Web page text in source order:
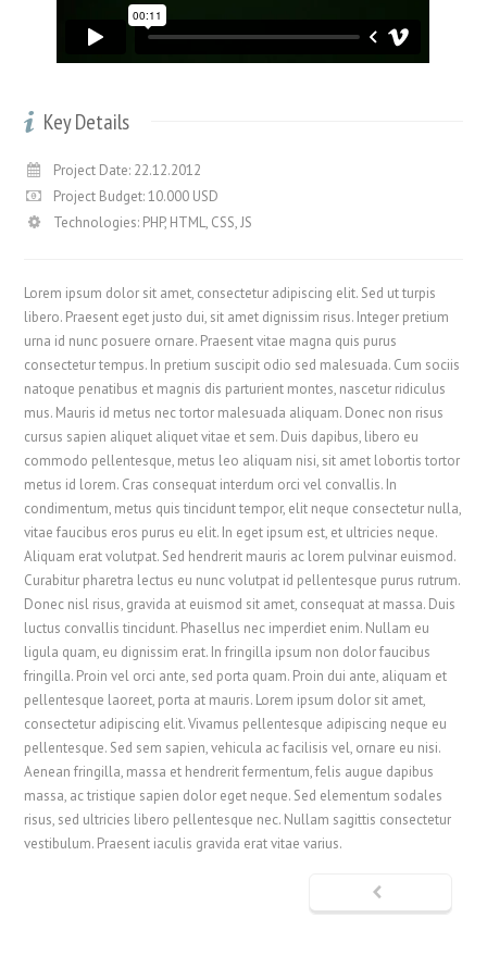
Key Details
Project Date: 22.12.2012
Project Budget: 10.000 USD
Technologies: PHP, HTML, CSS, JS
Lorem ipsum dolor sit amet, consectetur adipiscing elit. Sed ut turpis
libero. Praesent eget justo dui, sit amet dignissim risus. Integer pretium
urna id nunc posuere ornare. Praesent vitae magna quis purus
consectetur tempus. In pretium suscipit odio sed malesuada. Cum sociis
natoque penatibus et magnis dis parturient montes, nascetur ridiculus
mus. Mauris id metus nec tortor malesuada aliquam. Donec non risus
cursus sapien aliquet aliquet vitae et sem. Duis dapibus, libero eu
commodo pellentesque, metus leo aliquam nisi, sit amet lobortis tortor
metus id lorem. Cras consequat interdum orci vel convallis. In
condimentum, metus quis tincidunt tempor, elit neque consectetur nulla,
vitae faucibus eros purus eu elit. In eget ipsum est, et ultricies neque.
Aliquam erat volutpat. Sed hendrerit mauris ac lorem pulvinar euismod.
Curabitur pharetra lectus eu nunc volutpat id pellentesque purus rutrum.
Donec nisl risus, gravida at euismod sit amet, consequat at massa. Duis
luctus convallis tincidunt. Phasellus nec imperdiet enim. Nullam eu
ligula quam, eu dignissim erat. In fringilla ipsum non dolor faucibus
fringilla. Proin vel orci ante, sed porta quam. Proin dui ante, aliquam et
pellentesque laoreet, porta at mauris. Lorem ipsum dolor sit amet,
consectetur adipiscing elit. Vivamus pellentesque adipiscing neque eu
pellentesque. Sed sem sapien, vehicula ac facilisis vel, ornare eu nisi.
Aenean fringilla, massa et hendrerit fermentum, felis augue dapibus
massa, ac tristique sapien dolor eget neque. Sed elementum sodales
risus, sed ultricies libero pellentesque nec. Nullam sagittis consectetur
vestibulum. Praesent iaculis gravida erat vitae varius.